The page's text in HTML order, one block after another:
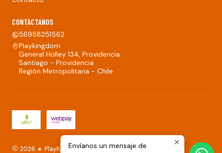
CONTÁCTANOS
56958251562
Playkingdom
General Holley 134, Providencia
Santiago - Providencia
Región Metropolitana - Chile
2026 🔸 PlayKingdom.Envíanos un mensaje de